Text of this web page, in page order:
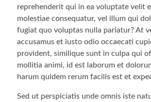
reprehenderit qui in ea voluptate velit
molestiae consequatur, vel illum qui
fugiat quo voluptas nulla pariatur? At
accusamus et iusto odio occaecati
provident, similique sunt in culpa qui
mollitia animi, id est laborum et
harum quidem rerum facilis est et
Sed ut perspiciatis unde omnis iste